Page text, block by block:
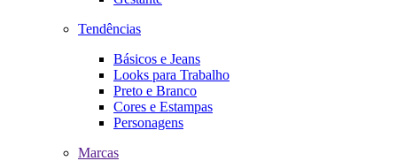
Tendências
Básicos e Jeans
Looks para Trabalho
Preto e Branco
Cores e Estampas
Personagens
Marcas